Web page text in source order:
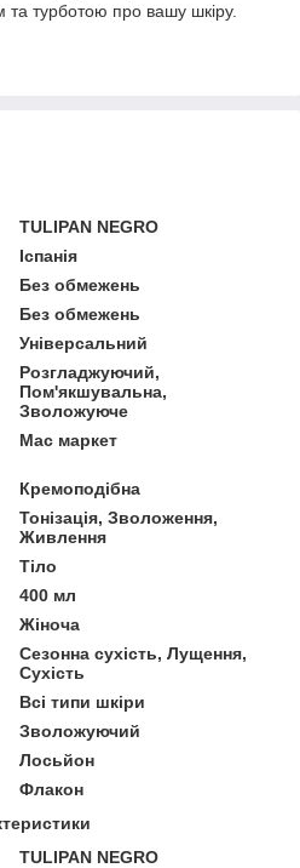
турботою про вашу шкіру.
TULIPAN NEGRO
Іспанія
Без обмежень
Без обмежень
Універсальний
Розгладжуючий,
Пом'якшувальна,
Зволожуюче
Мас маркет
Кремоподібна
Тонізація, Зволоження,
Живлення
Тіло
400 мл
Жіноча
Сезонна сухість, Лущення,
Сухість
Всі типи шкіри
Зволожуючий
Лосьйон
Флакон
TULIPAN NEGRO